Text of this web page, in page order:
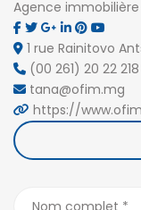
Agence immobilière
1 rue Rainitovo
(00 261) 20 22
tana@ofim.mg
https://